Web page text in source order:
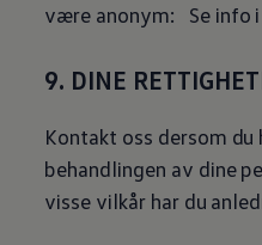
være anonym: Se info i
9. DINE
Kontakt oss dersom
behandlingen av dine
visse vilkår har du